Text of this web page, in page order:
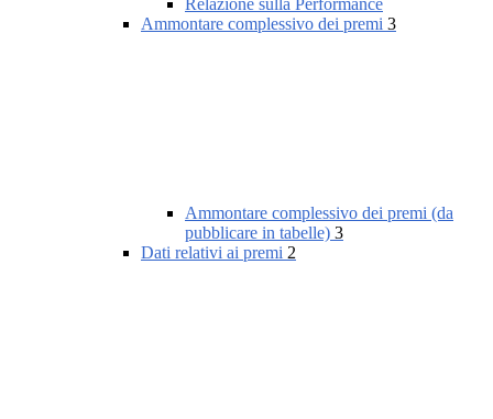
Relazione sulla Performance
Ammontare complessivo dei premi 3
Ammontare complessivo dei premi (da
pubblicare in tabelle) 3
Dati relativi ai premi 2